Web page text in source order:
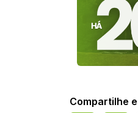
Compartilhe